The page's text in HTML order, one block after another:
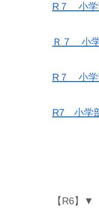
R７ 小学
Ｒ７ 小
R７ 小学
R7 小学
【R6】▼